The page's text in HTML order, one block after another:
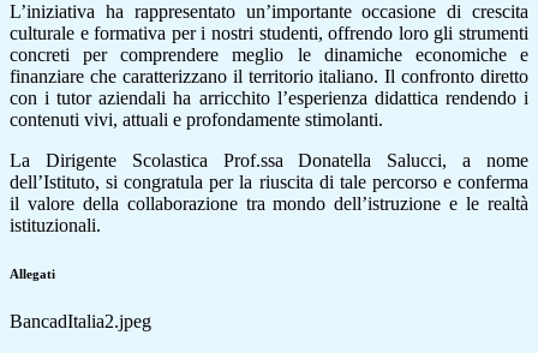
L’iniziativa ha rappresentato un’importante occasione di crescita
culturale e formativa per i nostri studenti, offrendo loro gli strumenti
concreti per comprendere meglio le dinamiche economiche e
finanziare che caratterizzano il territorio italiano. Il confronto diretto
con i tutor aziendali ha arricchito l’esperienza didattica rendendo i
contenuti vivi, attuali e profondamente stimolanti.
La Dirigente Scolastica Prof.ssa Donatella Salucci, a nome
dell’Istituto, si congratula per la riuscita di tale percorso e conferma
il valore della collaborazione tra mondo dell’istruzione e le realtà
istituzionali.
Allegati
BancadItalia2.jpeg